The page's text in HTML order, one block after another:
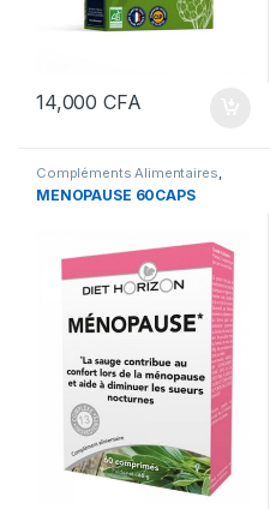
14,000CFA
Compléments Alimentaires
Santé
MENOPAUSE 60CAPS